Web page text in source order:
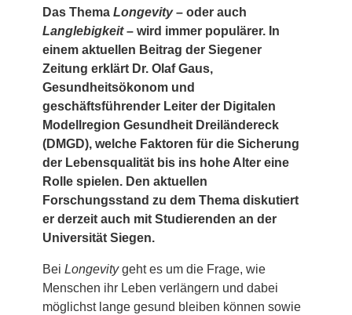
Das Thema Longevity– oder auch
Langlebigkeit– wird immer populärer. In
einem aktuellen Beitrag der Siegener
Zeitung erklärt Dr. Olaf Gaus,
Gesundheitsökonom und
geschäftsführender Leiter der Digitalen
Modellregion Gesundheit Dreiländereck
(DMGD), welche Faktoren für die Sicherung
der Lebensqualität bis ins hohe Alter eine
Rolle spielen. Den aktuellen
Forschungsstand zu dem Thema diskutiert
er derzeit auch mit Studierenden an der
Universität Siegen.
Bei Longevitygeht es um die Frage, wie
Menschen ihr Leben verlängern und dabei
möglichst lange gesund bleiben können sowie